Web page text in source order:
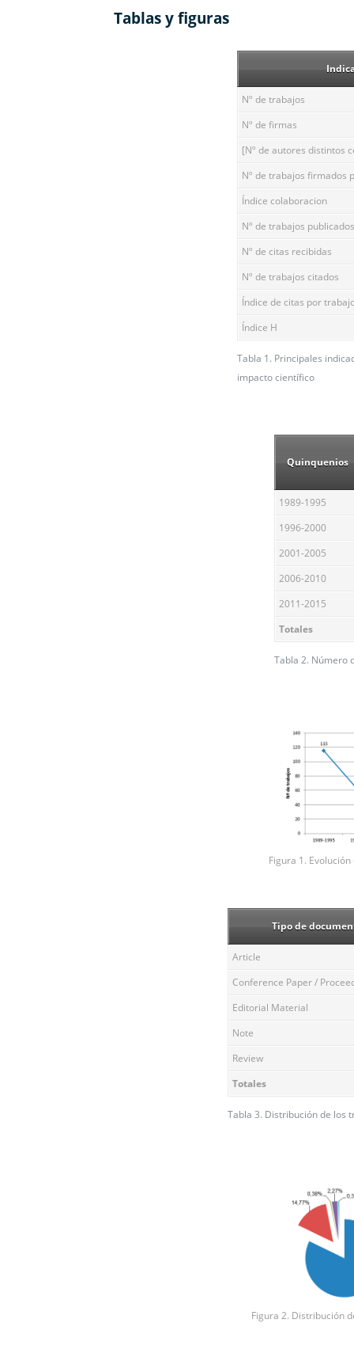
Tablas y figuras
Tabla 1. Principales
impacto científico
Nº de trabajos
Nº de firmas
[Nº de autores distintos
Nº de trabajos firmados
Índice colaboracion
Nº de trabajos
Nº de citas recibidas
Nº de trabajos citados
Índice de citas por
Índice H
Tabla 2. Número
Quinquenios
1989-1995
1996-2000
2001-2005
2006-2010
2011-2015
Totales
Figura 1.
Tabla 3. Distribución de los
Tipo de
Article
Conference Paper /
Editorial Material
Note
Review
Totales
Figura 2. Distribución